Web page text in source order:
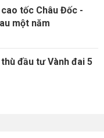
tốc Châu Đốc -
một năm
đầu tư Vành đai 5